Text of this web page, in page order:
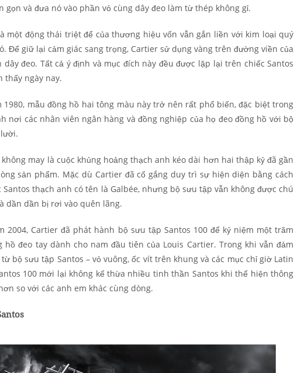
gọn và đưa nó vào phần vỏ cùng dây đeo làm từ thép không gỉ.
một động thái triệt để của thương hiệu vốn vẫn gắn liền với kim loại quý
Để giữ lại cảm giác sang trọng, Cartier sử dụng vàng trên đường viền của
dây đeo. Tất cả ý định và mục đích này đều được lặp lại trên chiếc Santos
thấy ngày nay.
1980, mẫu đồng hồ hai tông màu này trở nên rất phổ biến, đặc biệt trong
nơi các nhân viên ngân hàng và đồng nghiệp của họ đeo đồng hồ với bộ
may là cuộc khủng hoảng thạch anh kéo dài hơn hai thập kỷ đã gần
sản phẩm. Mặc dù Cartier đã cố gắng duy trì sự hiện diện bằng cách
Santos thạch anh có tên là Galbée, nhưng bộ sưu tập vẫn không được chú
dần dần bị rơi vào quên lãng.
2004, Cartier đã phát hành bộ sưu tập Santos 100 để kỷ niệm một trăm
hồ đeo tay dành cho nam đầu tiên của Louis Cartier. Trong khi vẫn đảm
bộ sưu tập Santos – vỏ vuông, ốc vít trên khung và các mục chỉ giờ Latin
100 mới lại không kế thừa nhiều tinh thần Santos khi thể hiện thông
so với các anh em khác cùng dòng.